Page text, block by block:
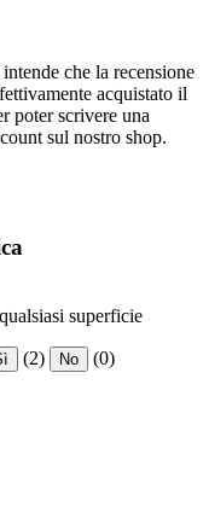
che la recensione
acquistato il
poter scrivere una
sul nostro shop.
superficie
(2) No (0)